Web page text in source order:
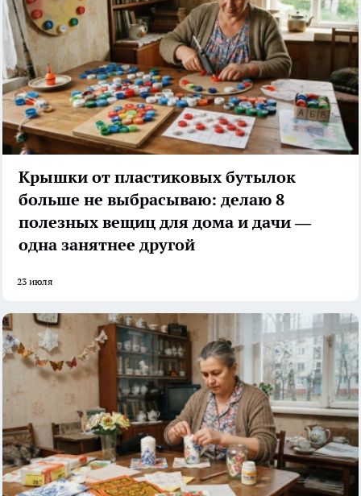
Крышки от пластиковых бутылок
больше не выбрасываю: делаю 8
полезных вещиц для дома и дачи —
одна занятнее другой
23 июля